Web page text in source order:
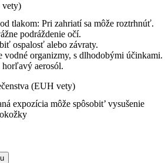
vety)
tlakom: Pri zahriatí sa môže roztrhnúť.
podráždenie očí.
ospalosť alebo závraty.
organizmy, s dlhodobými účinkami.
aerosól.
(EUH vety)
expozícia môže spôsobit’ vysušenie